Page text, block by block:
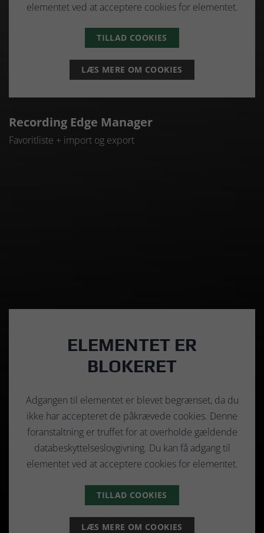
elementet ved at acceptere cookies for elementet.
TILLAD COOKIES
LÆS MERE OM COOKIES
Recording Edge Manager
Favoritliste + import og export
ELEMENTET ER
BLOKERET
Adgangen til elementet er blevet begrænset, da du
ikke har accepteret de påkrævede cookies. Denne
foranstaltning er truffet for at overholde gældende
databeskyttelseslovgivning. Du kan få adgang til
elementet ved at acceptere cookies for elementet.
TILLAD COOKIES
LÆS MERE OM COOKIES